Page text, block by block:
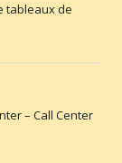
tableaux de
– Call Center